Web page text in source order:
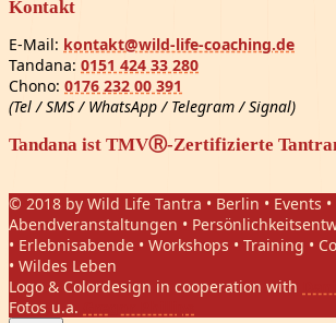
Kontakt
E-Mail: kontakt@wild-life-coaching.de
Tandana: 0151 424 33 280
Chono: 0176 232 00 391
(Tel / SMS / WhatsApp / Telegram / Signal)
Tandana ist TMVⓇ-Zertifizierte
© 2018 by Wild Life Tantra • Berlin • Events •
Abendveranstaltungen •
• Erlebnisabende • Workshops • Training •
• Wildes Leben
Logo & Colordesign in cooperation with
Fotos u.a.